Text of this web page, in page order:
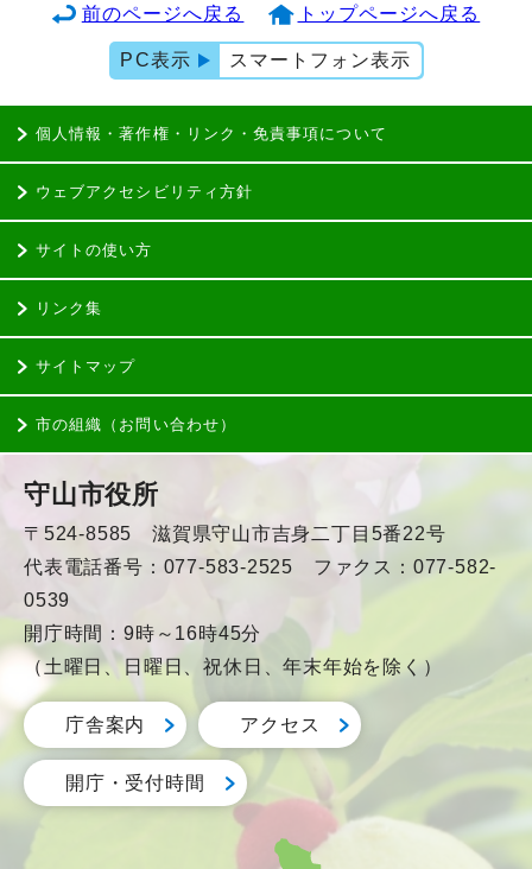
前のページへ戻る トップページへ戻る
PC表示 スマートフォン表示
個人情報・著作権・リンク・免責事項について
ウェブアクセシビリティ方針
サイトの使い方
リンク集
サイトマップ
市の組織（お問い合わせ）
守山市役所
〒524-8585 滋賀県守山市吉身二丁目5番22号
代表電話番号：077-583-2525 ファクス：077-582-
0539
開庁時間：9時～16時45分
（土曜日、日曜日、祝休日、年末年始を除く）
庁舎案内 アクセス
開庁・受付時間